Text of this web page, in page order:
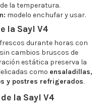
la temperatura.
modelo enchufar y usar.
la Sayl V4
durante horas con
cambios bruscos de
estática preserva la
como ensaladillas,
y postres refrigerados.
la Sayl V4